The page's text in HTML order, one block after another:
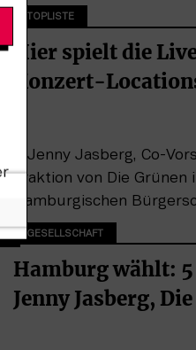
Wir senden keinen Spam! Erfahre mehr in unserer
TOPLISTE
Hier spielt die
Konzert-
GESELLSCHAFT
Hamburg wählt: 5
Jenny Jasberg,